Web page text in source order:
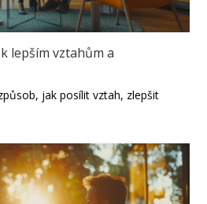
lepším vztahům a
jak posílit vztah, zlepšit